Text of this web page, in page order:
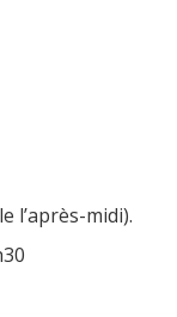
l’après-midi).